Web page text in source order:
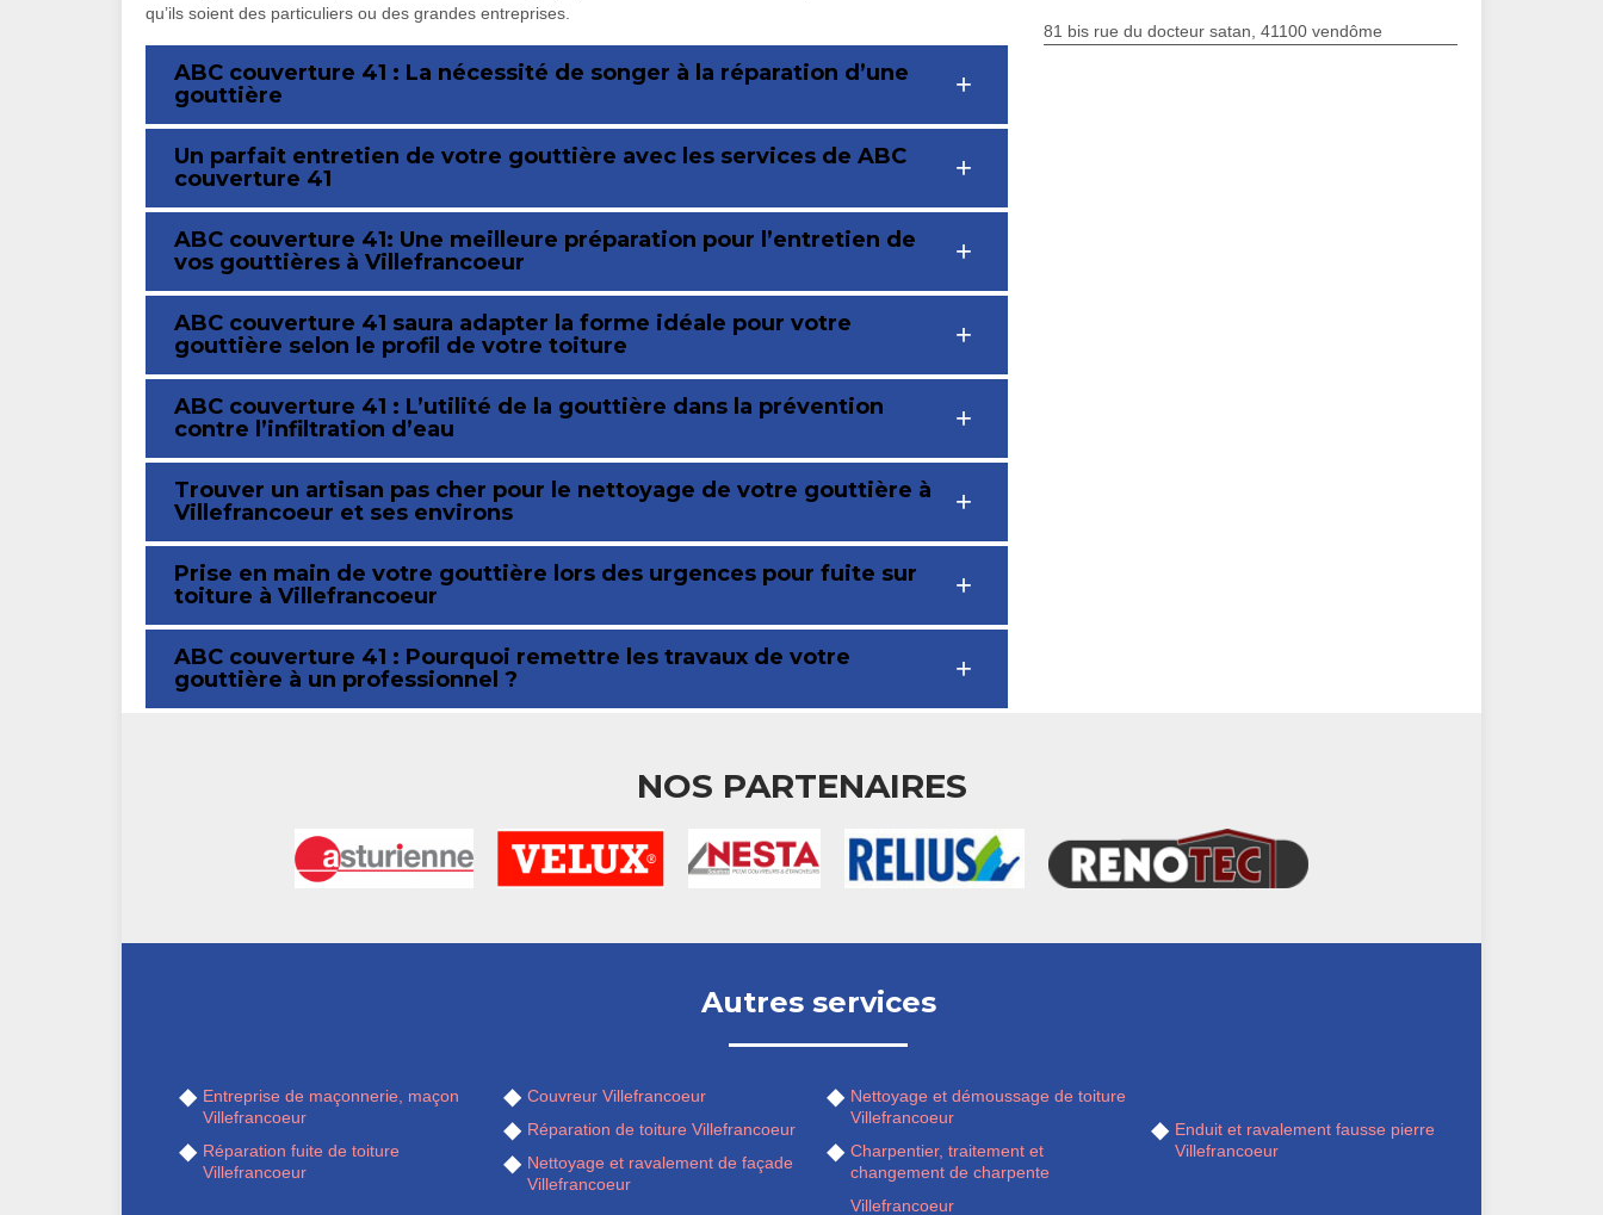
qu’ils soient des particuliers ou des grandes entreprises.
ABC couverture 41 : La nécessité de songer à la réparation d’une
gouttière
Un parfait entretien de votre gouttière avec les services de ABC
couverture 41
ABC couverture 41: Une meilleure préparation pour l’entretien de
vos gouttières à Villefrancoeur
ABC couverture 41 saura adapter la forme idéale pour votre
gouttière selon le profil de votre toiture
ABC couverture 41 : L’utilité de la gouttière dans la prévention
contre l’infiltration d’eau
Trouver un artisan pas cher pour le nettoyage de votre gouttière à
Villefrancoeur et ses environs
Prise en main de votre gouttière lors des urgences pour fuite sur
toiture à Villefrancoeur
ABC couverture 41 : Pourquoi remettre les travaux de votre
gouttière à un professionnel ?
81 bis rue du docteur satan, 41100 vendôme
NOS PARTENAIRES
Autres services
Entreprise de maçonnerie, maçon
Villefrancoeur
Réparation fuite de toiture
Villefrancoeur
Couvreur Villefrancoeur
Réparation de toiture Villefrancoeur
Nettoyage et ravalement de façade
Villefrancoeur
Nettoyage et démoussage de toiture
Villefrancoeur
Charpentier, traitement et
changement de charpente
Enduit et ravalement fausse pierre
Villefrancoeur